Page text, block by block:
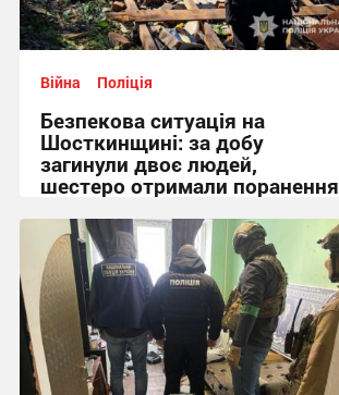
Війна Поліція
Безпекова ситуація на
Шосткинщині: за добу
загинули двоє людей,
шестеро отримали поранення
08:19 сьогодні